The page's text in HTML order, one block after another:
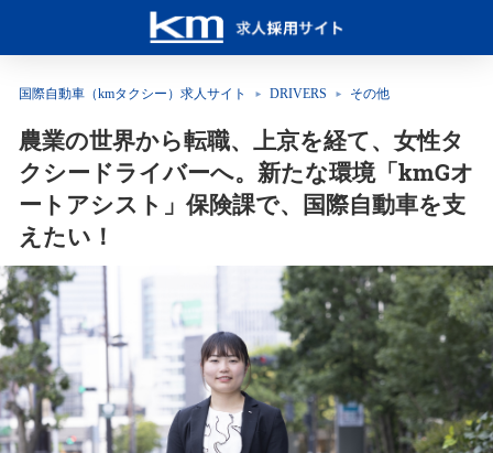
国際自動車（kmタクシー）求人サイト DRIVERS その他
農業の世界から転職、上京を経て、女性タ
クシードライバーへ。新たな環境「kmGオ
ートアシスト」保険課で、国際自動車を支
えたい！